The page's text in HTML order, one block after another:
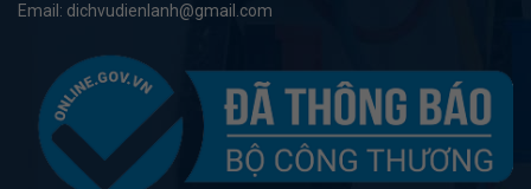
Email: dichvudienlanh@gmail.com